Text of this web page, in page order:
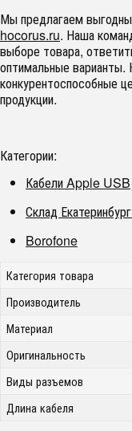
Мы предлагаем
hocorus.ru. Наша
выборе товара,
оптимальные
конкурентоспособные
продукции.
Категории:
Кабели Apple USB
Склад
Borofone
Категория товара
Производитель
Материал
Оригинальность
Виды разъемов
Длина кабеля